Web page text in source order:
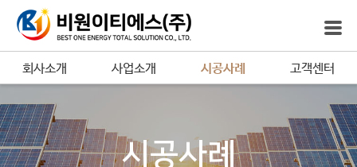
회사소개 사업소개 시공사례 고객센터
시공사례